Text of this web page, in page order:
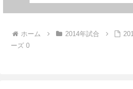
ホーム 2014年試合
ーズ 0